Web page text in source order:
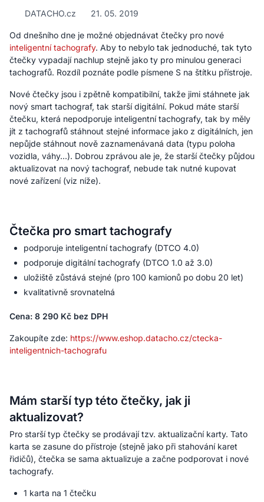
DATACHO.cz 21. 05. 2019
Od dnešního dne je možné objednávat čtečky pro nové
inteligentní tachografy. Aby to nebylo tak jednoduché, tak tyto
čtečky vypadají nachlup stejně jako ty pro minulou generaci
tachografů. Rozdíl poznáte podle písmene S na štítku přístroje.
Nové čtečky jsou i zpětně kompatibilní, takže jimi stáhnete jak
nový smart tachograf, tak starší digitální. Pokud máte starší
čtečku, která nepodporuje inteligentní tachografy, tak by měly
jít z tachografů stáhnout stejné informace jako z digitálních, jen
nepůjde stáhnout nově zaznamenávaná data (typu poloha
vozidla, váhy...). Dobrou zprávou ale je, že starší čtečky půjdou
aktualizovat na nový tachograf, nebude tak nutné kupovat
nové zařízení (viz níže).
Čtečka pro smart tachografy
podporuje inteligentní tachografy (DTCO 4.0)
podporuje digitální tachografy (DTCO 1.0 až 3.0)
uložiště zůstává stejné (pro 100 kamionů po dobu 20 let)
kvalitativně srovnatelná
Cena: 8 290 Kč bez DPH
Zakoupíte zde: https://www.eshop.datacho.cz/ctecka-
inteligentnich-tachografu
Mám starší typ této čtečky, jak ji
aktualizovat?
Pro starší typ čtečky se prodávají tzv. aktualizační karty. Tato
karta se zasune do přístroje (stejně jako při stahování karet
řidičů), čtečka se sama aktualizuje a začne podporovat i nové
tachografy.
1 karta na 1 čtečku